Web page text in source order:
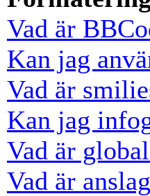
Vad är
Kan jag
Vad är
Kan jag
Vad är
Vad är